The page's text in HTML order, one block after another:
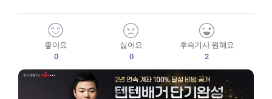
좋아요
0
싫어요
0
후속기사 원해요
2